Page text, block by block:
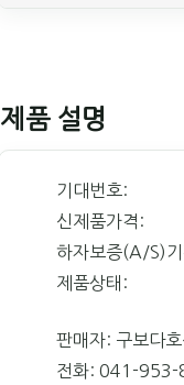
제품 설명
기대번호:
신제품가격:
하자보증(A/S)
제품상태:
판매자: 구보다
전화: 041-953-